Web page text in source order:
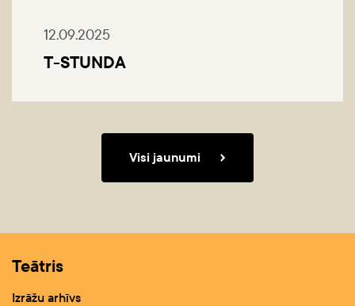
12.09.2025
T-STUNDA
Visi jaunumi
Teātris
Izrāžu arhīvs